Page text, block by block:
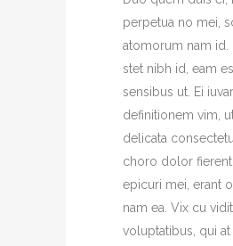
perpetua no mei,
atomorum nam id.
stet nibh id, eam
sensibus ut. Ei
definitionem vim,
delicata
choro dolor
epicuri mei, erant
nam ea. Vix cu vidit
voluptatibus, qui